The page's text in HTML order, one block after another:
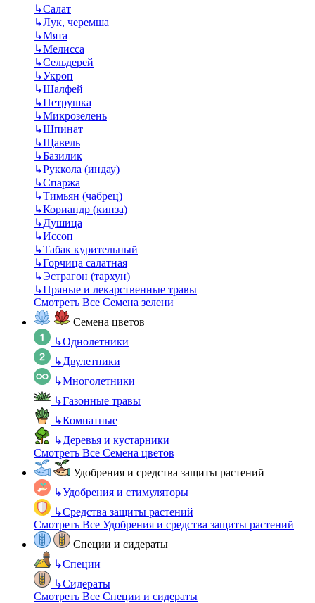
↳Салат
↳Лук, черемша
↳Мята
↳Мелисса
↳Сельдерей
↳Укроп
↳Шалфей
↳Петрушка
↳Микрозелень
↳Шпинат
↳Щавель
↳Базилик
↳Руккола (индау)
↳Спаржа
↳Тимьян (чабрец)
↳Кориандр (кинза)
↳Душица
↳Иссоп
↳Табак курительный
↳Горчица салатная
↳Эстрагон (тархун)
↳Пряные и лекарственные травы
Смотреть Все Семена зелени
Семена цветов
↳Однолетники
↳Двулетники
↳Многолетники
↳Газонные травы
↳Комнатные
↳Деревья и кустарники
Смотреть Все Семена цветов
Удобрения и средства защиты растений
↳Удобрения и стимуляторы
↳Средства защиты растений
Смотреть Все Удобрения и средства защиты растений
Специи и сидераты
↳Специи
↳Сидераты
Смотреть Все Специи и сидераты